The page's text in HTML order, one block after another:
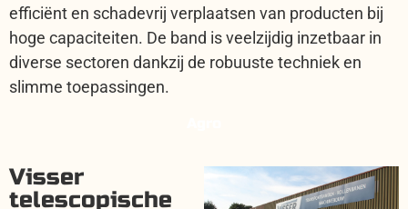
efficiënt en schadevrij verplaatsen van producten bij
hoge capaciteiten. De band is veelzijdig inzetbaar in
diverse sectoren dankzij de robuuste techniek en
slimme toepassingen.
Visser
telescopische